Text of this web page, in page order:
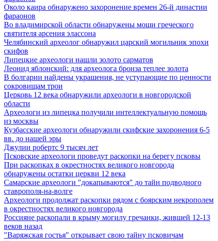
Около каира обнаружено захоронение времен 26-й династии
фараонов
Во владимирской области обнаружены мощи греческого
святителя арсения элассона
Челябинский археолог обнаружил царский могильник эпохи
скифов
Липецкие археологи нашли золото сарматов
Леонид яблонский: для археолога бронза теплее золота
В болгарии найдены украшения, не уступающие по ценности
сокровищам трои
Церковь 12 века обнаружили археологи в новгородской
области
Археологи из липецка получили интеллектуальную помощь
из москвы
Кузбасские археологи обнаружили скифские захоронения 6-5
вв. до нашей эры
Джулии робертс 9 тысяч лет
Псковские археологи проведут раскопки на берегу псковы
При раскопках в окрестностях великого новгорода
обнаружены остатки церкви 12 века
Самарские археологи "докапываются" до тайн подводного
ставрополя-на-волге
Археологи продолжат раскопки рядом с боярским некрополем
в окрестностях великого новгорода
Россияне раскопали в крыму могилу гречанки, жившей 12-13
веков назад
"Варяжская гостья" открывает свою тайну псковичам